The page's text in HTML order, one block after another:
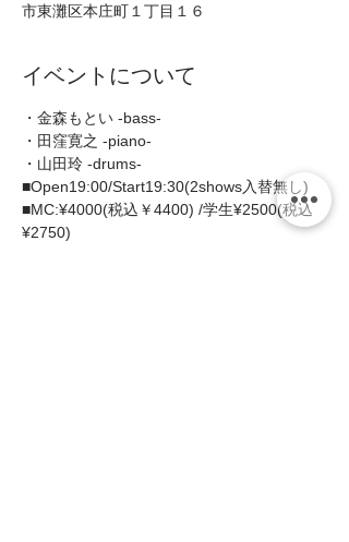
市東灘区本庄町１丁目１６
イベントについて
・金森もとい -bass-
・田窪寛之 -piano-
・山田玲 -drums-
■Open19:00/Start19:30(2shows入替無し)
■MC:¥4000(税込￥4400) /学生¥2500(税込
¥2750)